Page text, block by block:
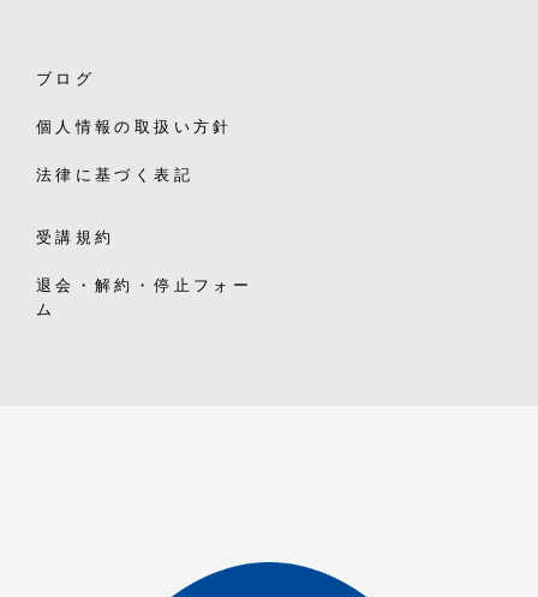
ブログ
個人情報の取扱い方針
法律に基づく表記
受講規約
退会・解約・停止フォー
ム